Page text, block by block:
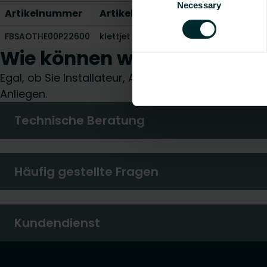
Necessary
Artikelnummer Artikelbeschreibung Gewicht
FBSAOTHE00P22600 klettjet Fugenband 5.2
Wie können wir Ihnen
Egal, ob Sie Installateur, Architekt, Planer,
Anliegen.
Technische Beratung
Häufig gestellte Fragen
Kundendienst